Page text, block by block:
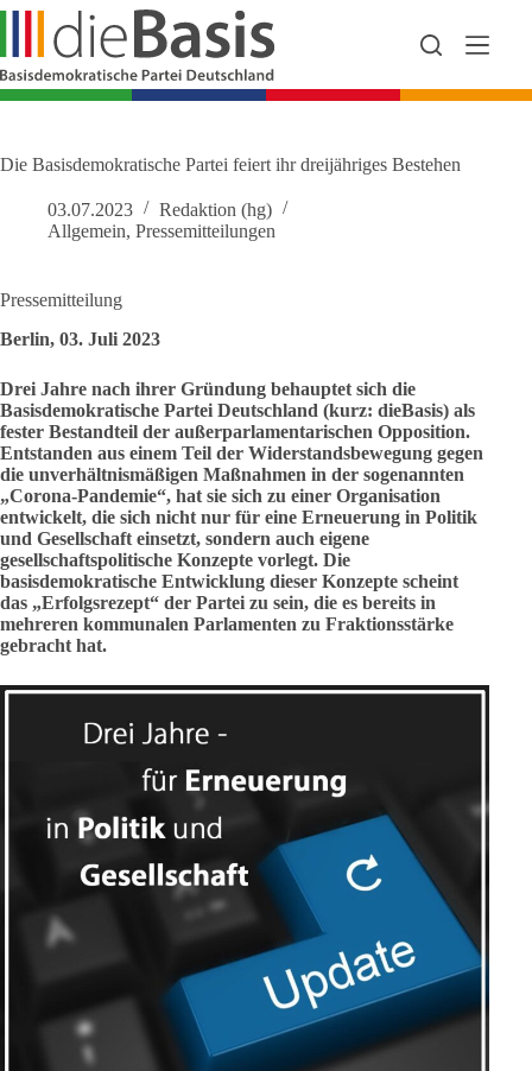
Zum
springen
Die Basisdemokratische Partei feiert ihr dreijähriges Bestehen
03.07.2023
Redaktion (hg)
Allgemein, Pressemitteilungen
Pressemitteilung
Berlin, 03. Juli 2023
Drei Jahre nach ihrer Gründung behauptet sich die
Basisdemokratische Partei Deutschland (kurz: dieBasis) als
fester Bestandteil der außerparlamentarischen Opposition.
Entstanden aus einem Teil der Widerstandsbewegung gegen
die unverhältnismäßigen Maßnahmen in der sogenannten
„Corona-Pandemie“, hat sie sich zu einer Organisation
entwickelt, die sich nicht nur für eine Erneuerung in Politik
und Gesellschaft einsetzt, sondern auch eigene
gesellschaftspolitische Konzepte vorlegt. Die
basisdemokratische Entwicklung dieser Konzepte scheint
das „Erfolgsrezept“ der Partei zu sein, die es bereits in
mehreren kommunalen Parlamenten zu Fraktionsstärke
gebracht hat.